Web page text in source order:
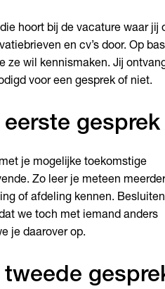
hoort bij de vacature waar jij
en cv’s door. Op
ze wil kennismaken. Jij
voor een gesprek of niet.
gesprek
je mogelijke toekomstige
Zo leer je meteen
of afdeling kennen. Besluiten
we toch met iemand anders
je daarover op.